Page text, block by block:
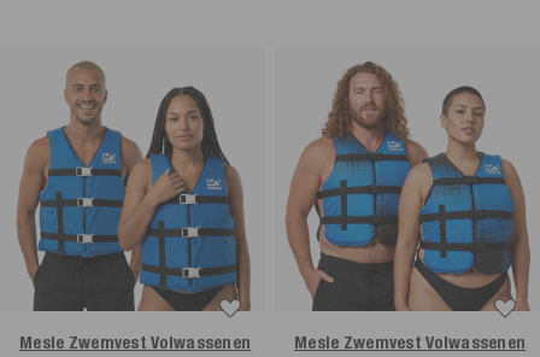
Mesle Zwemvest Volwassenen
Mesle Zwemvest Volwassenen